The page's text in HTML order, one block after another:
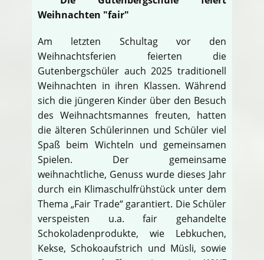
Weihnachten "fair"
Am letzten Schultag vor den
Weihnachtsferien feierten die
Gutenbergschüler auch 2025 traditionell
Weihnachten in ihren Klassen. Während
sich die jüngeren Kinder über den Besuch
des Weihnachtsmannes freuten, hatten
die älteren Schülerinnen und Schüler viel
Spaß beim Wichteln und gemeinsamen
Spielen. Der gemeinsame
weihnachtliche, Genuss wurde dieses Jahr
durch ein Klimaschulfrühstück unter dem
Thema „Fair Trade“ garantiert. Die Schüler
verspeisten u.a. fair gehandelte
Schokoladenprodukte, wie Lebkuchen,
Kekse, Schokoaufstrich und Müsli, sowie